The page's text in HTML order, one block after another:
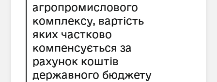
агропромислового
комплексу, вартість
яких частково
компенсується за
рахунок коштів
державного бюджету